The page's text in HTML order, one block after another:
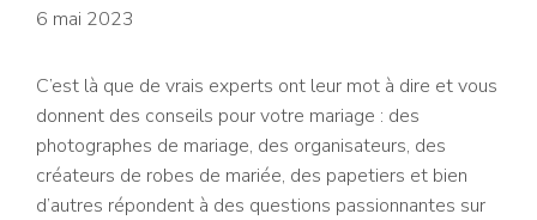
6 mai 2023
C’est là que de vrais experts ont leur mot à dire et vous
donnent des conseils pour votre mariage : des
photographes de mariage, des organisateurs, des
créateurs de robes de mariée, des papetiers et bien
d’autres répondent à des questions passionnantes sur